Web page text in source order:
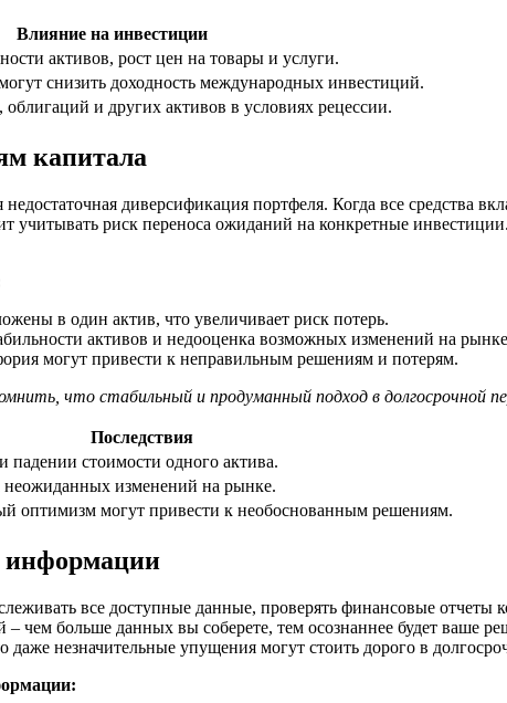
Влияние на инвестиции
активов, рост цен на товары и услуги.
снизить доходность международных инвестиций.
и других активов в условиях рецессии.
капитала
диверсификация портфеля. Когда все средства
учитывать риск переноса ожиданий на конкретные
в один актив, что увеличивает риск потерь.
активов и недооценка возможных изменений на
могут привести к неправильным решениям и потерям.
что стабильный и продуманный подход в долгосрочной
Последствия
падении стоимости одного актива.
неожиданных изменений на рынке.
оптимизм могут привести к необоснованным решениям.
информации
все доступные данные, проверять финансовые
чем больше данных вы соберете, тем осознаннее будет ваше
незначительные упущения могут стоить дорого в